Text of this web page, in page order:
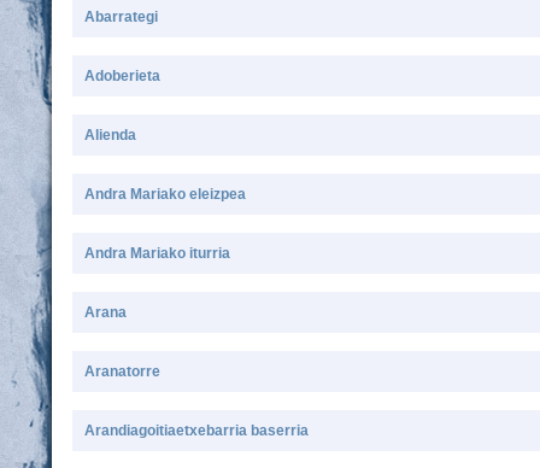
Abarrategi
Adoberieta
Alienda
Andra Mariako eleizpea
Andra Mariako iturria
Arana
Aranatorre
Arandiagoitiaetxebarria baserria